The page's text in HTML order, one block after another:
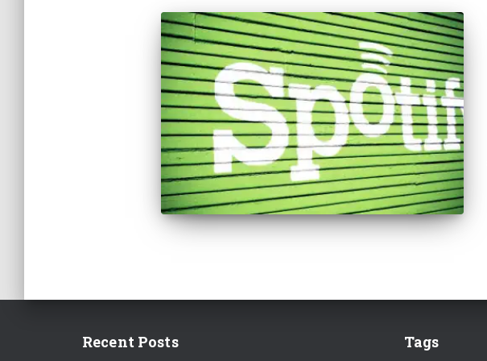
Recent Posts Tags